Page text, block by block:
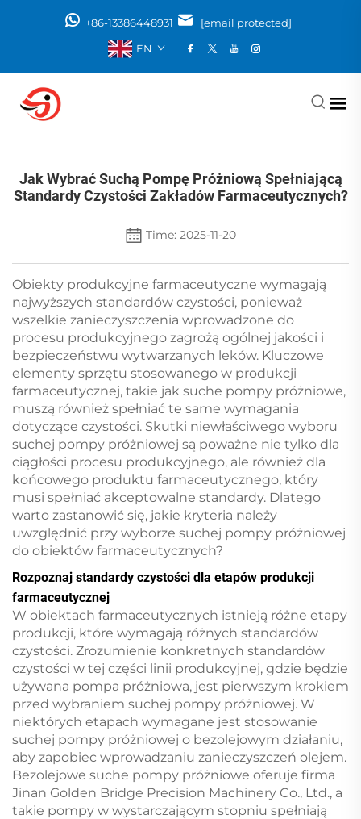
+86-13386448931
[email protected]
EN
Jak Wybrać Suchą Pompę Próżniową Spełniającą
Standardy Czystości Zakładów Farmaceutycznych?
Time: 2025-11-20
Obiekty produkcyjne farmaceutyczne wymagają
najwyższych standardów czystości, ponieważ
wszelkie zanieczyszczenia wprowadzone do
procesu produkcyjnego zagrożą ogólnej jakości i
bezpieczeństwu wytwarzanych leków. Kluczowe
elementy sprzętu stosowanego w produkcji
farmaceutycznej, takie jak suche pompy próżniowe,
muszą również spełniać te same wymagania
dotyczące czystości. Skutki niewłaściwego wyboru
suchej pompy próżniowej są poważne nie tylko dla
ciągłości procesu produkcyjnego, ale również dla
końcowego produktu farmaceutycznego, który
musi spełniać akceptowalne standardy. Dlatego
warto zastanowić się, jakie kryteria należy
uwzględnić przy wyborze suchej pompy próżniowej
do obiektów farmaceutycznych?
Rozpoznaj standardy czystości dla etapów produkcji
farmaceutycznej
W obiektach farmaceutycznych istnieją różne etapy
produkcji, które wymagają różnych standardów
czystości. Zrozumienie konkretnych standardów
czystości w tej części linii produkcyjnej, gdzie będzie
używana pompa próżniowa, jest pierwszym krokiem
przed wybraniem suchej pompy próżniowej. W
niektórych etapach wymagane jest stosowanie
suchej pompy próżniowej o bezolejowym działaniu,
aby zapobiec wprowadzaniu zanieczyszczeń olejem.
Bezolejowe suche pompy próżniowe oferuje firma
Jinan Golden Bridge Precision Machinery Co., Ltd., a
takie pompy w wystarczającym stopniu spełniają